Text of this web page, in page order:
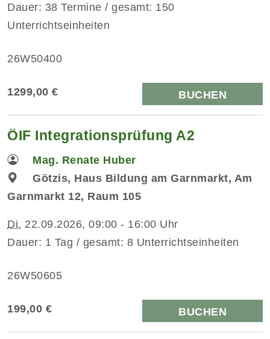
Dauer: 38 Termine / gesamt: 150
Unterrichtseinheiten
26W50400
1299,00 € BUCHEN
ÖIF Integrationsprüfung A2
Mag. Renate Huber
Götzis, Haus Bildung am Garnmarkt, Am
Garnmarkt 12, Raum 105
Di. 22.09.2026, 09:00 - 16:00 Uhr
Dauer: 1 Tag / gesamt: 8 Unterrichtseinheiten
26W50605
199,00 € BUCHEN